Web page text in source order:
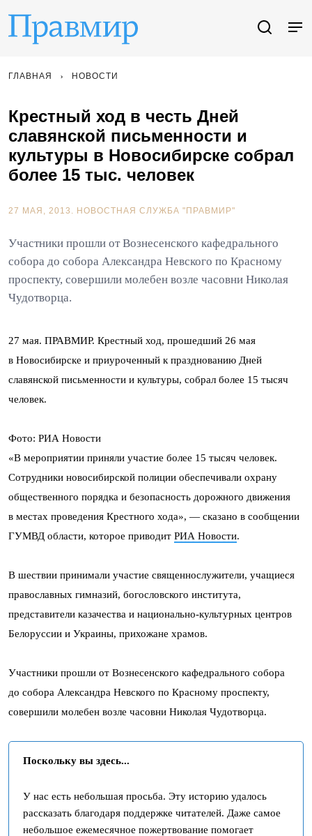
ГЛАВНАЯ НОВОСТИ
Крестный ход в честь Дней
славянской письменности и
культуры в Новосибирске собрал
более 15 тыс. человек
27 МАЯ, 2013. НОВОСТНАЯ СЛУЖБА "ПРАВМИР"
Участники прошли от Вознесенского кафедрального
собора до собора Александра Невского по Красному
проспекту, совершили молебен возле часовни Николая
Чудотворца.
27 мая. ПРАВМИР. Крестный ход, прошедший 26 мая
в Новосибирске и приуроченный к празднованию Дней
славянской письменности и культуры, собрал более 15 тысяч
человек.
Фото: РИА Новости
«В мероприятии приняли участие более 15 тысяч человек.
Сотрудники новосибирской полиции обеспечивали охрану
общественного порядка и безопасность дорожного движения
в местах проведения Крестного хода», — сказано в сообщении
ГУМВД области, которое приводит РИА Новости.
В шествии принимали участие священнослужители, учащиеся
православных гимназий, богословского института,
представители казачества и национально-культурных центров
Белоруссии и Украины, прихожане храмов.
Участники прошли от Вознесенского кафедрального собора
до собора Александра Невского по Красному проспекту,
совершили молебен возле часовни Николая Чудотворца.
Поскольку вы здесь...
У нас есть небольшая просьба. Эту историю удалось
рассказать благодаря поддержке читателей. Даже самое
небольшое ежемесячное пожертвование помогает